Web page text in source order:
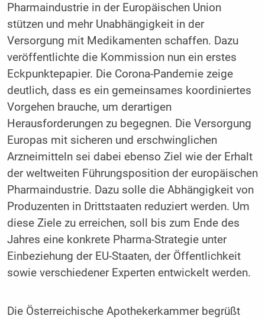
Pharmaindustrie in der Europäischen Union
stützen und mehr Unabhängigkeit in der
Versorgung mit Medikamenten schaffen. Dazu
veröffentlichte die Kommission nun ein erstes
Eckpunktepapier. Die Corona-Pandemie zeige
deutlich, dass es ein gemeinsames koordiniertes
Vorgehen brauche, um derartigen
Herausforderungen zu begegnen. Die Versorgung
Europas mit sicheren und erschwinglichen
Arzneimitteln sei dabei ebenso Ziel wie der Erhalt
der weltweiten Führungsposition der europäischen
Pharmaindustrie. Dazu solle die Abhängigkeit von
Produzenten in Drittstaaten reduziert werden. Um
diese Ziele zu erreichen, soll bis zum Ende des
Jahres eine konkrete Pharma-Strategie unter
Einbeziehung der EU-Staaten, der Öffentlichkeit
sowie verschiedener Experten entwickelt werden.
Die Österreichische Apothekerkammer begrüßt